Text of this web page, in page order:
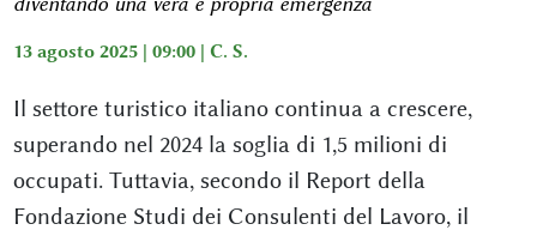
13 agosto 2025 | 09:00 | C. S.
Il settore turistico italiano continua a crescere,
superando nel 2024 la soglia di 1,5 milioni di
occupati. Tuttavia, secondo il Report della
Fondazione Studi dei Consulenti del Lavoro, il